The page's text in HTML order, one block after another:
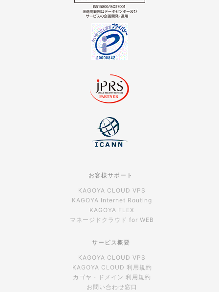
お客様サポート
KAGOYA CLOUD VPS
KAGOYA Internet Routing
KAGOYA FLEX
マネージドクラウド for WEB
サービス概要
KAGOYA CLOUD VPS
KAGOYA CLOUD 利用規約
カゴヤ・ドメイン 利用規約
お問い合わせ窓口